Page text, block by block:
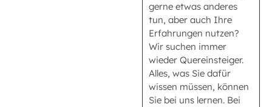
gerne etwas anderes
tun, aber auch Ihre
Erfahrungen nutzen?
Wir suchen immer
wieder Quereinsteiger.
Alles, was Sie dafür
wissen müssen, können
Sie bei uns lernen. Bei